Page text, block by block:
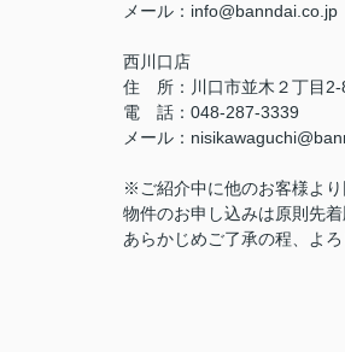
メール： info@banndai.co.jp
西川口店
住 所： 川口市並木２丁目2-
電 話：048-287-3339
メール ：
※ご紹介中に他のお客様より
物件のお申し込みは原則先
あらかじめご了承の程、よろ